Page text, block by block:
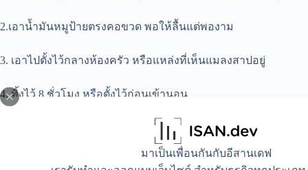
มาเป็นเพื่อนกันกับอีสานเดฟ
2.เอาน้ำมันหมูป้ายตรงคอขวด พอให้ลื้นแต่พองาม
3. เอาไปตั้งไว้กลางห้องครัว หรือแหล่งที่เห็นแมลงสาปอยู่
4. ทิ้งไว้ 8 ชั่วโมง หรือตั้งไว้ก่อนเข้านอน
5. ตี่นมาก็อย่าตกใจมากเพราะมีแมลงสาปเยีวะเยียเต็มไปหมด